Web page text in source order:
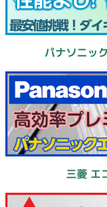
パナソニッ
三菱 エ